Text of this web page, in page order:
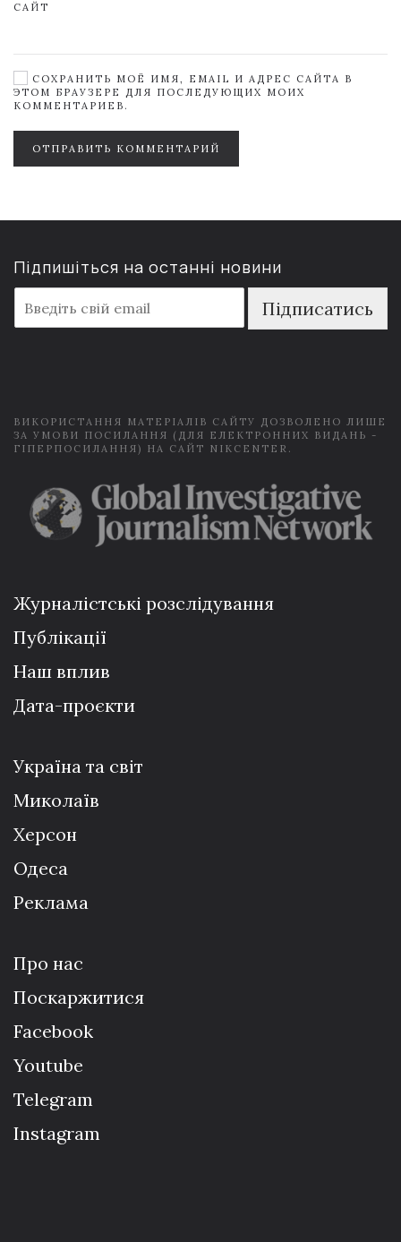
САЙТ
СОХРАНИТЬ МОЁ ИМЯ, EMAIL И АДРЕС САЙТА В
ЭТОМ БРАУЗЕРЕ ДЛЯ ПОСЛЕДУЮЩИХ МОИХ
КОММЕНТАРИЕВ.
ОТПРАВИТЬ КОММЕНТАРИЙ
Підпишіться на останні новини
m
a
Підписатись
ВИКОРИСТАННЯ МАТЕРІАЛІВ САЙТУ ДОЗВОЛЕНО ЛИШЕ
ЗА УМОВИ ПОСИЛАННЯ (ДЛЯ ЕЛЕКТРОННИХ ВИДАНЬ -
ГІПЕРПОСИЛАННЯ) НА САЙТ NIKCENTER.
Журналістські розслідування
Публікації
Наш вплив
Дата-проєкти
Україна та світ
Миколаїв
Херсон
Одеса
Реклама
Про нас
Поскаржитися
Facebook
Youtube
Telegram
Instagram